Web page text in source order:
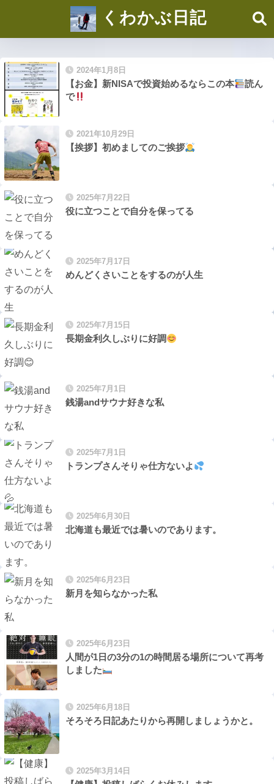
くわかぶ日記
2024年1月8日
【お金】新NISAで投資始めるならこの本
読ん
で
2021年10月29日
【挨拶】初めましてのご挨拶
2025年7月22日
役に立つことで自分を保ってる
2025年7月17日
めんどくさいことをするのが人生
2025年7月15日
長期金利久しぶりに好調
2025年7月1日
銭湯andサウナ好きな私
2025年7月1日
トランプさんそりゃ仕方ないよ
2025年6月30日
北海道も最近では暑いのであります。
2025年6月23日
新月を知らなかった私
2025年6月23日
人間が1日の3分の1の時間居る場所について再考
しました
2025年6月18日
そろそろ日記あたりから再開しましょうかと。
2025年3月14日